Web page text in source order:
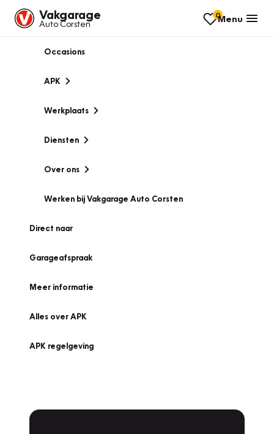
Vakgarage
Auto Corsten
0Menu
Occasions
APK
Werkplaats
Diensten
Over ons
Werken bij Vakgarage Auto Corsten
Direct naar
Garageafspraak
Meer informatie
Alles over APK
APK regelgeving